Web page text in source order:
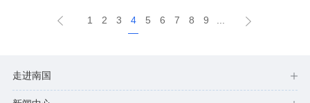
1 2 3 4 5 6 7 8 9 ...
走进南国